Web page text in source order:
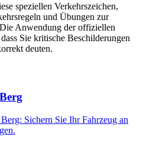
speziellen Verkehrszeichen,
und Übungen zur
Anwendung der offiziellen
Sie kritische Beschilderungen
deuten.
Sichern Sie Ihr Fahrzeug an